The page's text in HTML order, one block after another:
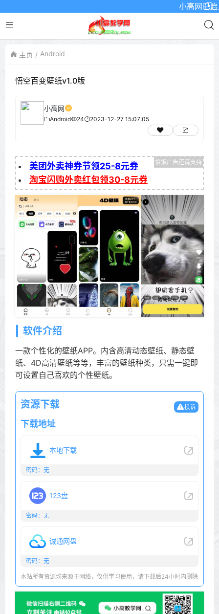
小高网已启用
主页 Android
悟空百变壁纸v1.0版
小高网
Android 24 2023-12-27 15:07:05
美团外卖神券节领25-8元券
淘宝闪购外卖红包领30-8元券
软件介绍
一款个性化的壁纸APP。内含高清动态壁纸、静态壁
纸、4D高清壁纸等等，丰富的壁纸种类，只需一键即
可设置自己喜欢的个性壁纸。
资源下载 投诉
下载地址
本地下载
密码：无
123盘
密码：无
诚通网盘
密码：无
本站所有资源均来源于网络，仅供学习使用，请下载后24小时内删除